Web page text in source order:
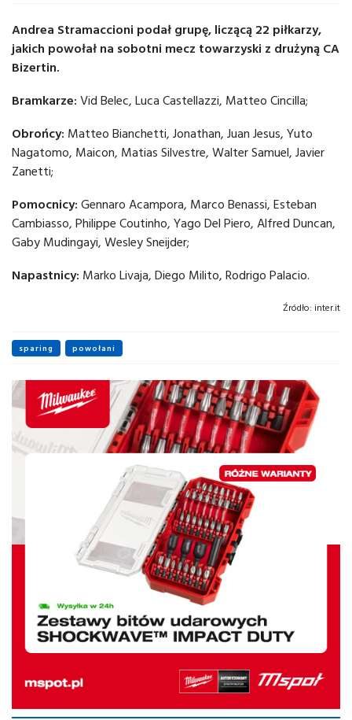
Andrea Stramaccioni podał grupę, liczącą 22 piłkarzy,
jakich powołał na sobotni mecz towarzyski z drużyną CA
Bizertin.
Bramkarze: Vid Belec, Luca Castellazzi, Matteo Cincilla;
Obrońcy: Matteo Bianchetti, Jonathan, Juan Jesus, Yuto
Nagatomo, Maicon, Matias Silvestre, Walter Samuel, Javier
Zanetti;
Pomocnicy: Gennaro Acampora, Marco Benassi, Esteban
Cambiasso, Philippe Coutinho, Yago Del Piero, Alfred Duncan,
Gaby Mudingayi, Wesley Sneijder;
Napastnicy: Marko Livaja, Diego Milito, Rodrigo Palacio.
Źródło: inter.it
sparing powołani